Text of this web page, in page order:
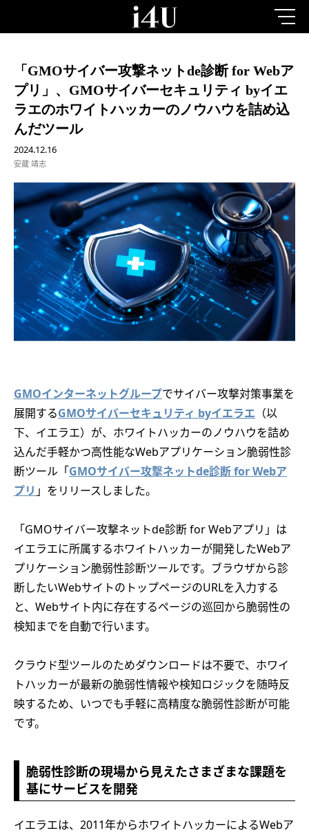
「GMOサイバー攻撃ネットde診断 for Webア
プリ」、GMOサイバーセキュリティ byイエ
ラエのホワイトハッカーのノウハウを詰め込
んだツール
2024.12.16
安蔵 靖志
GMOインターネットグループでサイバー攻撃対策事業を
展開するGMOサイバーセキュリティ byイエラエ （以
下、イエラエ）が、ホワイトハッカーのノウハウを詰め
込んだ手軽かつ高性能なWebアプリケーション脆弱性診
断ツール「GMOサイバー攻撃ネットde診断 for Webア
プリ 」をリリースしました。
「GMOサイバー攻撃ネットde診断 for Webアプリ」は
イエラエに所属するホワイトハッカーが開発したWebア
プリケーション脆弱性診断ツールです。ブラウザから診
断したいWebサイトのトップページのURLを入力する
と、Webサイト内に存在するページの巡回から脆弱性の
検知までを自動で行います。
クラウド型ツールのためダウンロードは不要で、ホワイ
トハッカーが最新の脆弱性情報や検知ロジックを随時反
映するため、いつでも手軽に高精度な脆弱性診断が可能
です。
脆弱性診断の現場から見えたさまざまな課題を
基にサービスを開発
イエラエは、2011年からホワイトハッカーによるWebア